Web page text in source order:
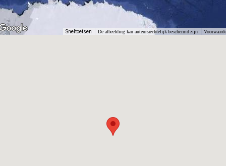
Sneltoetsen De afbeelding kan auteursrechtelijk beschermd zijn